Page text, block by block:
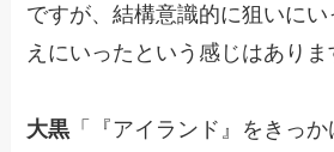
ですが、結構意識的に狙いに
えにいったという感じはありま
大黒 「『アイランド』をきっ